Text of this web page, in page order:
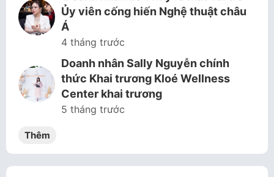
Ủy viên cống hiến Nghệ thuật châu
Á
4 tháng trước
Doanh nhân Sally Nguyễn chính
thức Khai trương Kloé Wellness
Center khai trương
5 tháng trước
Thêm